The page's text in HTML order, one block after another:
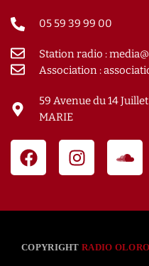
05 59 39 99 00
Station radio :
Association :
59 Avenue du 14
MARIE
COPYRIGHTRADIO